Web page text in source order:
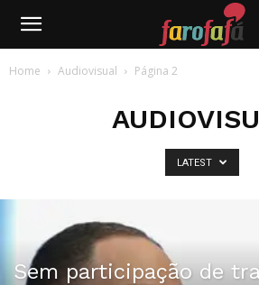
Farofafá
Home Audiovisual Página 2
LATEST
Sem participação de